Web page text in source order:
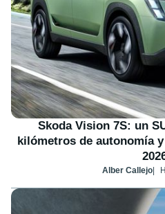
Skoda Vision 7S: un
kilómetros de autonomía
Alber Callejo